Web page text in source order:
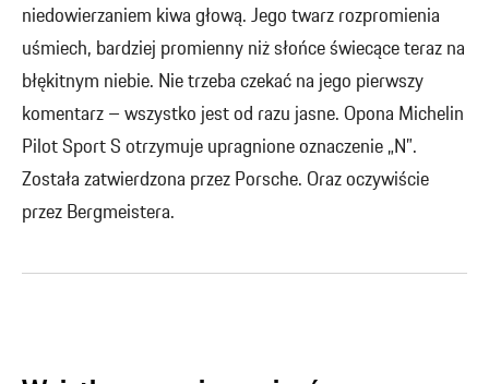
niedowierzaniem kiwa głową. Jego twarz rozpromienia
uśmiech, bardziej promienny niż słońce świecące teraz na
błękitnym niebie. Nie trzeba czekać na jego pierwszy
komentarz – wszystko jest od razu jasne. Opona Michelin
Pilot Sport S otrzymuje upragnione oznaczenie „N”.
Została zatwierdzona przez Porsche. Oraz oczywiście
przez Bergmeistera.